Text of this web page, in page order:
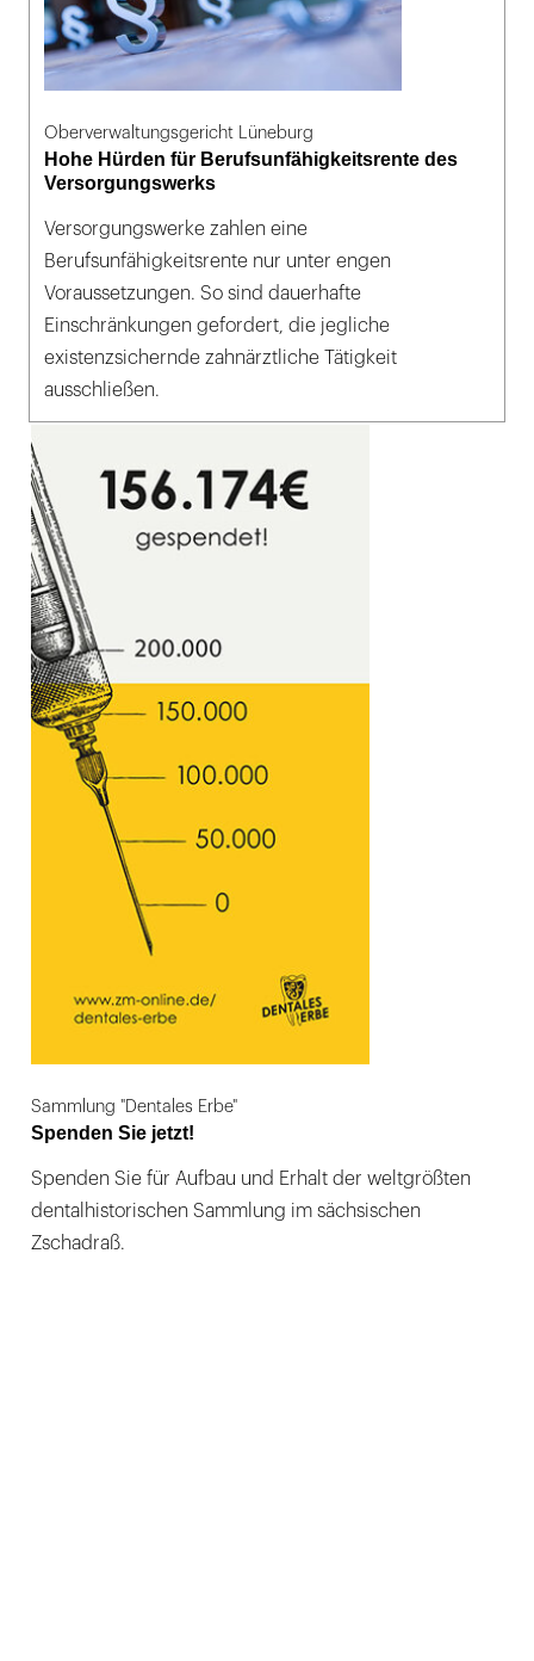
Oberverwaltungsgericht Lüneburg
Hohe Hürden für Berufsunfähigkeitsrente des
Versorgungswerks
Versorgungswerke zahlen eine
Berufsunfähigkeitsrente nur unter engen
Voraussetzungen. So sind dauerhafte
Einschränkungen gefordert, die jegliche
existenzsichernde zahnärztliche Tätigkeit
ausschließen.
Sammlung "Dentales Erbe"
Spenden Sie jetzt!
Spenden Sie für Aufbau und Erhalt der weltgrößten
dentalhistorischen Sammlung im sächsischen
Zschadraß.